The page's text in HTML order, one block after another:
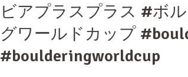
ビアプラスプラス #ボ
グワールドカップ
#boulderingworldcup